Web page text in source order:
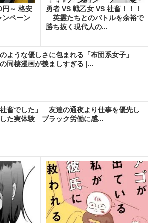
円～ 格安
ンペーン
勇者 VS 戦乙女 VS 社畜！！！
英霊たちとのバトルを余裕で
勝ち抜く現代人の...
ような優しさに包まれる「布団系女子」
同棲漫画が羨ましすぎる |...
社畜でした」 友達の通夜より仕事を優先し
した実体験 ブラック労働に感...